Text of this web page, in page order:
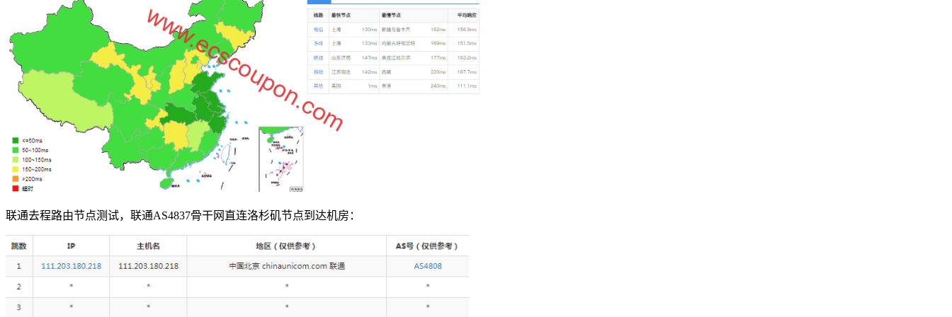
联通去程路由节点测试，联通AS4837骨干网直连洛杉矶节点到达机房：